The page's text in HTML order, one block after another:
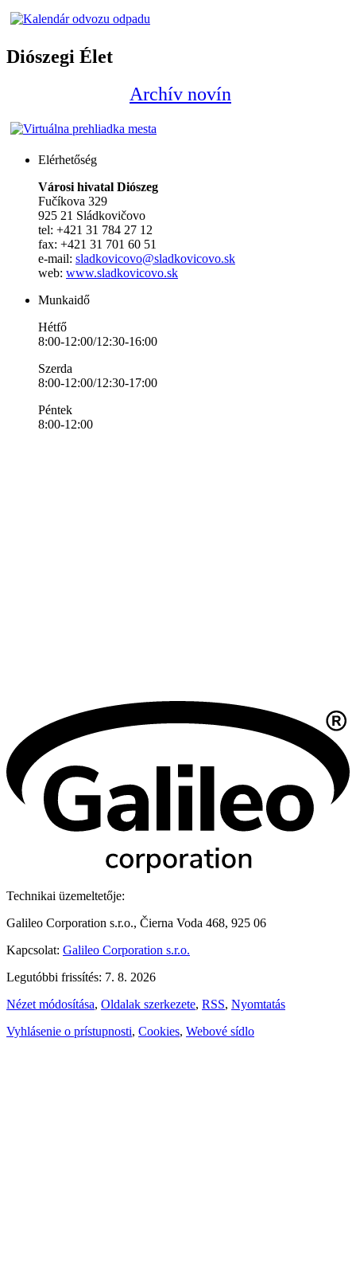
Diószegi Élet
Archív novín
Elérhetőség
Városi hivatal Diószeg
Fučíkova 329
925 21 Sládkovičovo
tel: +421 31 784 27 12
fax: +421 31 701 60 51
e-mail: sladkovicovo@sladkovicovo.sk
web: www.sladkovicovo.sk
Munkaidő
Hétfő
8:00-12:00/12:30-16:00
Szerda
8:00-12:00/12:30-17:00
Péntek
8:00-12:00
Technikai üzemeltetője:
Galileo Corporation s.r.o., Čierna Voda 468, 925 06
Kapcsolat: Galileo Corporation s.r.o.
Legutóbbi frissítés: 7. 8. 2026
Nézet módosítása, Oldalak szerkezete, RSS, Nyomtatás
Vyhlásenie o prístupnosti, Cookies, Webové sídlo